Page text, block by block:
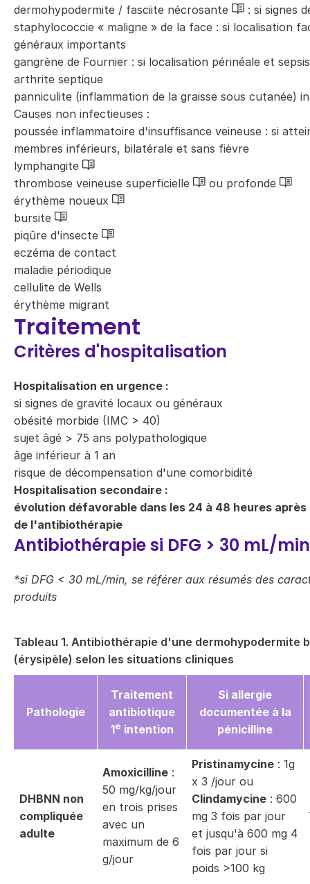
dermohypodermite / fasciite nécrosante
: si signes
staphylococcie « maligne » de la face : si localisation
généraux importants
gangrène de Fournier : si localisation périnéale et sepsis
arthrite septique
panniculite (inflammation de la graisse sous cutanée)
Causes non infectieuses :
poussée inflammatoire d'insuffisance veineuse : si
membres inférieurs, bilatérale et sans fièvre
lymphangite
thrombose veineuse superficielle
ou profonde
érythème noueux
bursite
piqûre d'insecte
eczéma de contact
maladie périodique
cellulite de Wells
érythème migrant
Traitement
Critères d'hospitalisation
Hospitalisation en urgence :
si signes de gravité locaux ou généraux
obésité morbide (IMC > 40)
sujet âgé > 75 ans polypathologique
âge inférieur à 1 an
risque de décompensation d'une comorbidité
Hospitalisation secondaire :
évolution défavorable dans les 24 à 48 heures
de l'antibiothérapie
Antibiothérapie si DFG > 30 mL/min
*si DFG < 30 mL/min, se référer aux résumés des
produits
Tableau 1. Antibiothérapie d'une dermohypodermite
(érysipèle) selon les situations cliniques
Pathologie
Traitement
antibiotique
1e intention
Si allergie
documentée à la
pénicilline
DHBNN non
compliquée
adulte
Amoxicilline :
50 mg/kg/jour
en trois prises
avec un
maximum de 6
g/jour
Pristinamycine : 1g
x 3 /jour ou
Clindamycine : 600
mg 3 fois par jour
et jusqu'à 600 mg 4
fois par jour si
poids >100 kg